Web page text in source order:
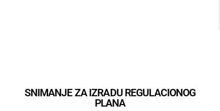
SNIMANJE ZA IZRADU REGULACIONOG
PLANA